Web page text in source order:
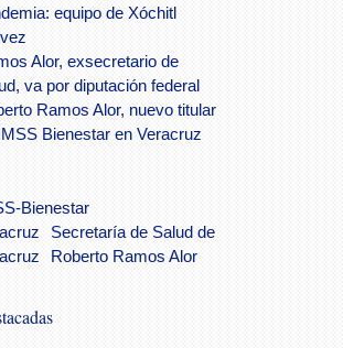
equipo de Xóchitl
Alor, exsecretario de
va por diputación federal
Ramos Alor, nuevo titular
Bienestar en Veracruz
Bienestar
Secretaría de Salud de
Roberto Ramos Alor